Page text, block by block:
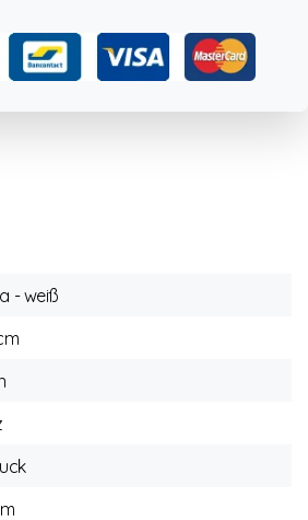
- weiß